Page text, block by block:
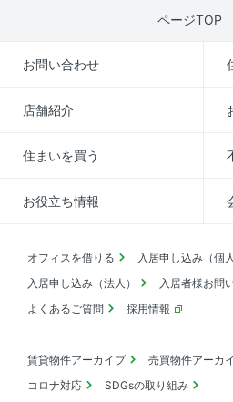
ページTOP
お問い合わせ
店舗紹介
住まいを買う
お役立ち情報
オフィスを借りる
入居申し込み（個人
入居申し込み（法人）
入居者様お問
よくあるご質問
採用情報
賃貸物件アーカイブ 売買物件アーカ
コロナ対応
SDGsの取り組み